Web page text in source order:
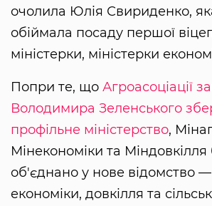
очолила Юлія Свириденко,
обіймала посаду першої
міністерки, міністерки
Попри те, що Агроасоціації
Володимира Зеленського
профільне міністерство,
Мінекономіки та Міндовкілля
об'єднано у нове відомство —
економіки, довкілля та